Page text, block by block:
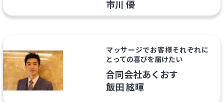
市川 優
マッサージでお客様それぞれに
とっての喜びを届けたい
合同会社あくおす
飯田 絃暉